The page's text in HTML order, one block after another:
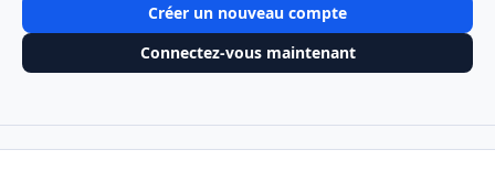
Créer un nouveau compte
Connectez-vous maintenant